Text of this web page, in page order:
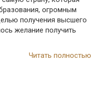
огромным
получения высшего
желание получить
Читать полностью